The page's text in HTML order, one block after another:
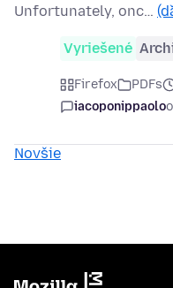
Unfortunately, onc…
Vyriešené
Firefox PDFs
iacoponippaolo
Novšie